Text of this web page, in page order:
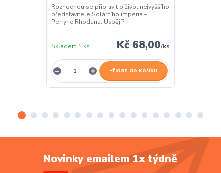
Rozhodnou se připravit o život nejvyššího
představitele Solárního impéria –
Perryho Rhodana. Uspějí?
Kč 68,00/ks
Skladem 1 ks
Přidat do košíku
Novinky emailem 1x týdně